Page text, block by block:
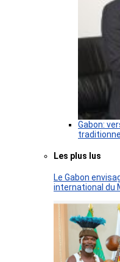
Gabon:
Les plus lus
Le Gabon
international du